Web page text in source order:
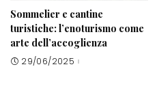
Sommelier e cantine
turistiche: l’enoturismo come
arte dell’accoglienza
29/06/2025